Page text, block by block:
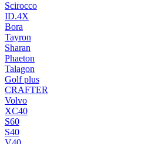
Scirocco
ID.4X
Bora
Tayron
Sharan
Phaeton
Talagon
Golf plus
CRAFTER
Volvo
XC40
S60
S40